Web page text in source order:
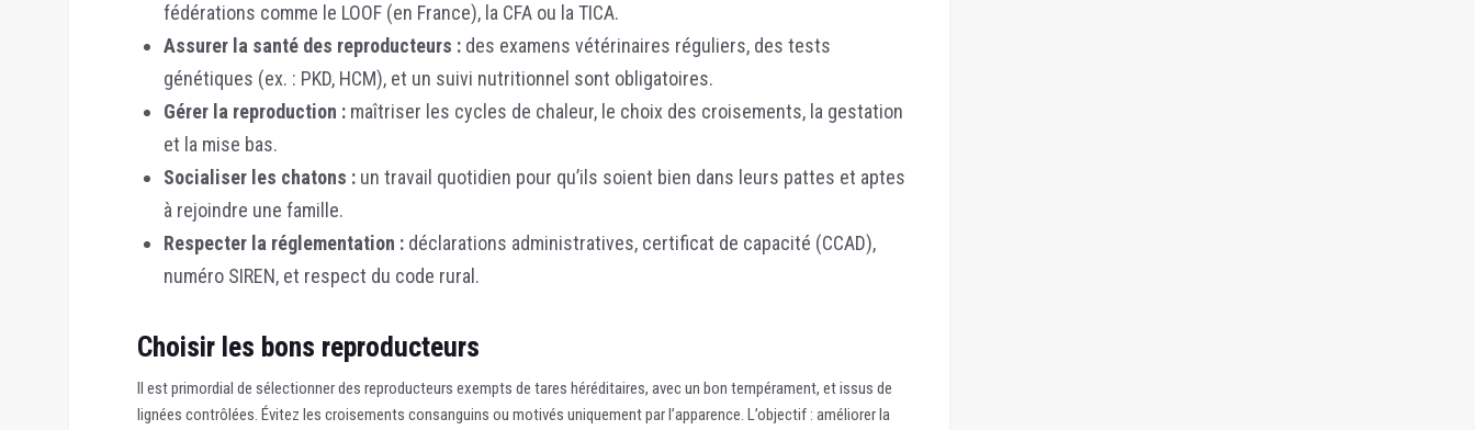
fédérations comme le LOOF (en France), la CFA ou la TICA.
Assurer la santé des reproducteurs : des examens vétérinaires réguliers, des tests
génétiques (ex. : PKD, HCM), et un suivi nutritionnel sont obligatoires.
Gérer la reproduction : maîtriser les cycles de chaleur, le choix des croisements, la gestation
et la mise bas.
Socialiser les chatons : un travail quotidien pour qu’ils soient bien dans leurs pattes et aptes
à rejoindre une famille.
Respecter la réglementation : déclarations administratives, certificat de capacité (CCAD),
numéro SIREN, et respect du code rural.
Choisir les bons reproducteurs
Il est primordial de sélectionner des reproducteurs exempts de tares héréditaires, avec un bon tempérament, et issus de
lignées contrôlées. Évitez les croisements consanguins ou motivés uniquement par l’apparence. L’objectif : améliorer la